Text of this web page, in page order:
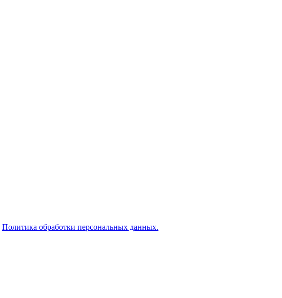
Политика обработки персональных данных.